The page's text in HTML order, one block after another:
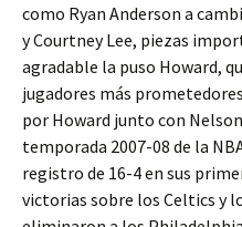
como Ryan Anderson a
y Courtney Lee, piezas
agradable la puso Howard,
jugadores más
por Howard junto con
temporada 2007-08 de la
registro de 16-4 en sus
victorias sobre los Celtics y